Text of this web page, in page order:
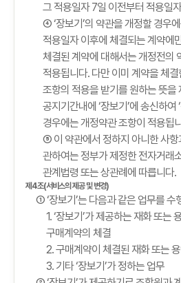
그 적용일자 7일 이전부터 적용일
④ ‘장보기’의 약관을 개정할 경우
적용일자 이후에 체결되는 계약에
체결된 계약에 대해서는 개정전의
적용됩니다. 다만 이미 계약을 체
조항의 적용을 받기를 원하는 뜻을
공지기간내에 ‘장보기’에 송신하여
경우에는 개정약관 조항이 적용됩
⑤ 이 약관에서 정하지 아니한 사항
관하여는 정부가 제정한 전자거래
관계법령 또는 상관례에 따릅니다.
제4조(서비스의 제공 및 변경)
① ‘장보기’는 다음과 같은 업무를 수
1. ‘장보기’가 제공하는 재화 또는
구매계약의 체결
2. 구매계약이 체결된 재화 또는
3. 기타 ‘장보기’가 정하는 업무